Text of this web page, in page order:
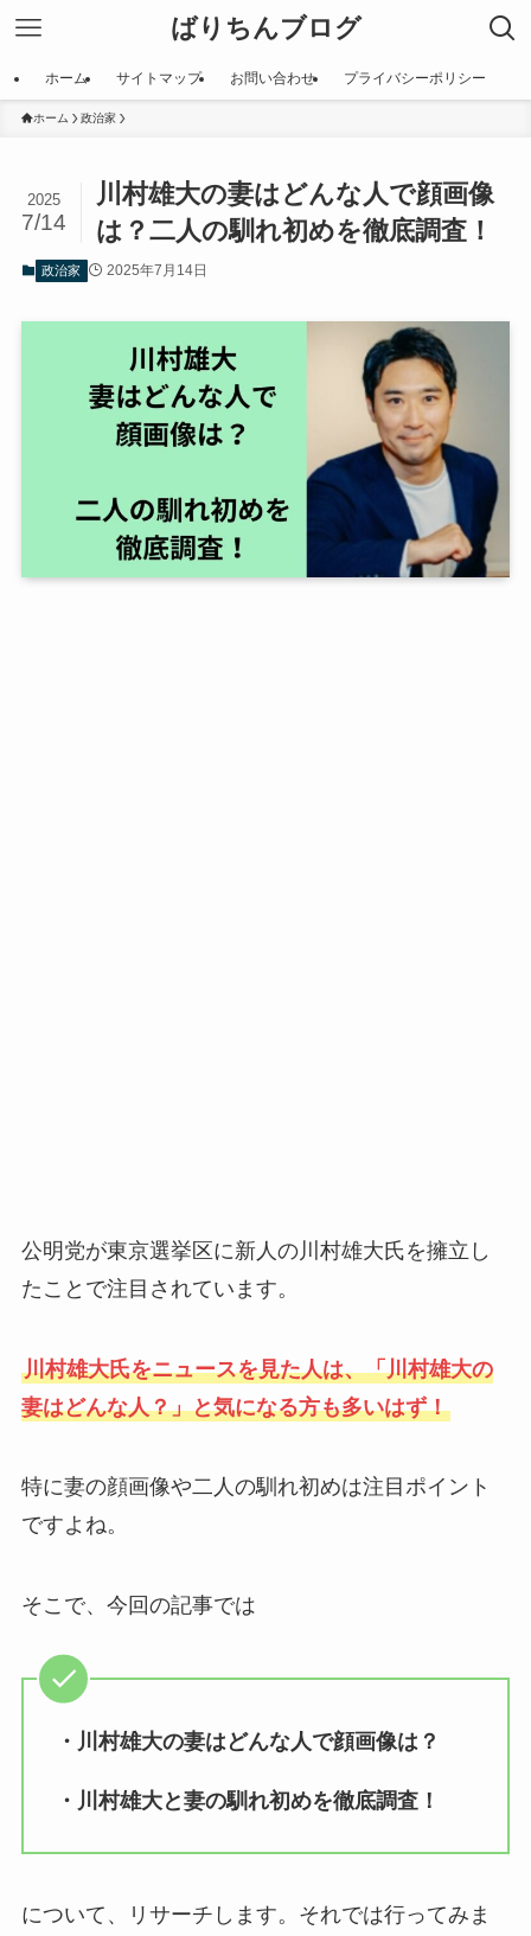
ばりちんブログ
ホーム サイトマップ お問い合わせ プライバシーポリシー
ホーム 政治家
川村雄大の妻はどんな人で顔画像
は？二人の馴れ初めを徹底調査！
2025
7/14
政治家 2025年7月14日
公明党が東京選挙区に新人の川村雄大氏を擁立し
たことで注目されています。
川村雄大氏をニュースを見た人は、「川村雄大の
妻はどんな人？」と気になる方も多いはず！
特に妻の顔画像や二人の馴れ初めは注目ポイント
ですよね。
そこで、今回の記事では
・川村雄大の妻はどんな人で顔画像は？
・川村雄大と妻の馴れ初めを徹底調査！
について、リサーチします。それでは行ってみま